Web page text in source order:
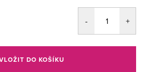
DO KOŠÍKU